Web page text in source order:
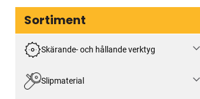
Sortiment
Skärande- och hållande verktyg
Slipmaterial